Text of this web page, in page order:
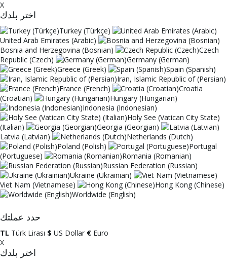
X
اختر بلدك
Turkey (Türkçe)
United Arab Emirates (Arabic)
Bosnia and Herzegovina (Bosnian)
Czech
Republic (Czech)
Germany (German)
Greece (Greek)
Spain (Spanish)
Iran, Islamic Republic of (Persian)
France (French)
Croatia
(Croatian)
Hungary (Hungarian)
Indonesia (Indonesian)
Holy See (Vatican City State)
(Italian)
Georgia (Georgian)
Latvia (Latvian)
Netherlands (Dutch)
Poland (Polish)
Portugal
(Portuguese)
Romania (Romanian)
Russian Federation (Russian)
Ukraine (Ukrainian)
Viet Nam (Vietnamese)
Hong Kong (Chinese)
Worldwide (English)
حدد عملتك
TL Türk Lirası $ US Dollar € Euro
X
اختر بلدك